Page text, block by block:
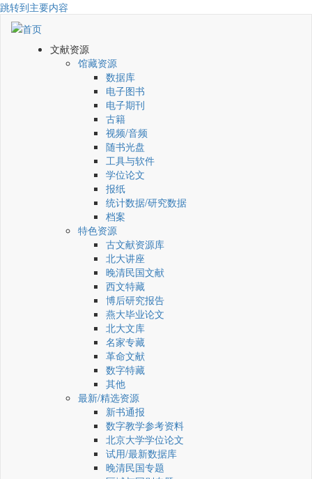
跳转到主要内容
文献资源
馆藏资源
数据库
电子图书
电子期刊
古籍
视频/音频
随书光盘
工具与软件
学位论文
报纸
统计数据/研究数据
档案
特色资源
古文献资源库
北大讲座
晚清民国文献
西文特藏
博后研究报告
燕大毕业论文
北大文库
名家专藏
革命文献
数字特藏
其他
最新/精选资源
新书通报
数字教学参考资料
北京大学学位论文
试用/最新数据库
晚清民国专题